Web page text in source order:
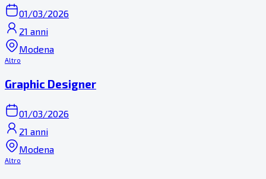
01/03/2026
21 anni
Modena
Altro
Graphic Designer
01/03/2026
21 anni
Modena
Altro